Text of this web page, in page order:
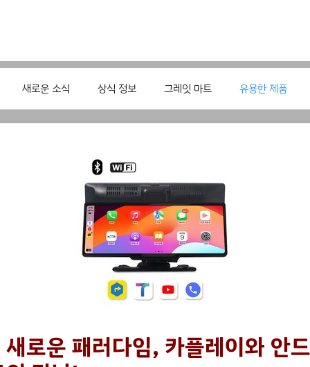
새로운 소식 상식 정보 그레잇 마트 유용한 제품
로운 패러다임, 카플레이와 안